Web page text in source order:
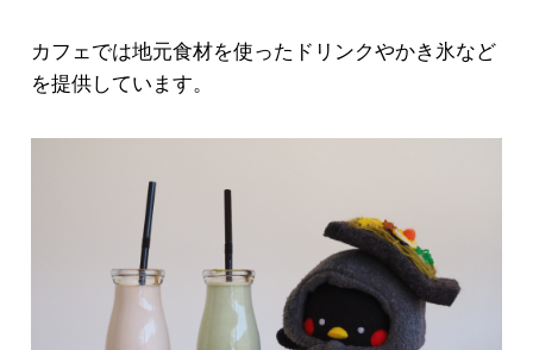
カフェでは地元食材を使ったドリンクやかき氷など
を提供しています。